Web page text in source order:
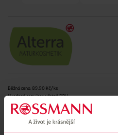
Běžná cena: 89.90 Kč/ks
Uvedené ceny jsou včetně DPH
Podobné produkty